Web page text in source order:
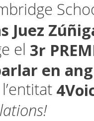
Juez
el 3r
en